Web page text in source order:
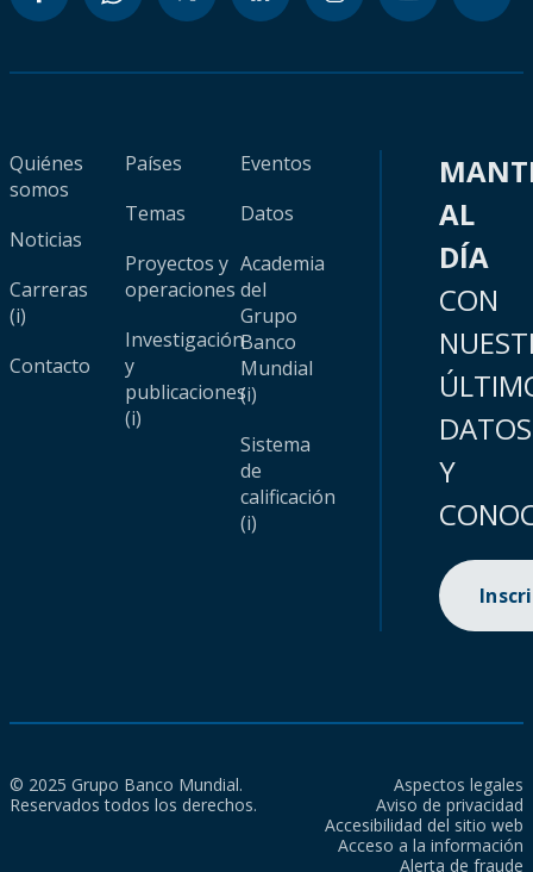
Quiénes
somos
Noticias
Carreras
(i)
Contacto
Países
Temas
Proyectos y
operaciones
Investigación
y
publicaciones
(i)
Eventos
Datos
Academia
del
Grupo
Banco
Mundial
(i)
Sistema
de
calificación
(i)
AL
DÍA
CON
DATOS
Y
© 2025 Grupo Banco Mundial.
Reservados todos los derechos.
Aspectos legales
Aviso de privacidad
Accesibilidad del sitio web
Acceso a la información
Alerta de fraude